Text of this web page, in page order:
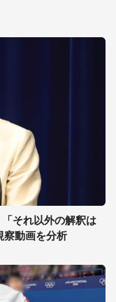
それ以外の解釈は
察動画を分析